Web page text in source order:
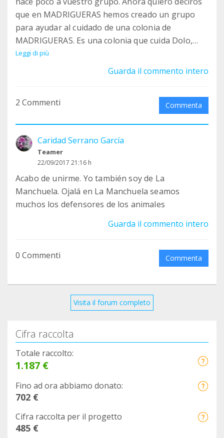
que en MADRIGUERAS hemos creado un grupo
para ayudar al cuidado de una colonia de
MADRIGUERAS. Es una colonia que cuida Dolo,
una colonia felina. El grupo se llama MICHOS DE
MADRIGUERAS. Aquí queremos recaudar dinero
tu y tus compañeros, teamer. Así podemos
Leggi di più
Guarda il commento intero
2 Commenti Commenta
Caridad Serrano García
Teamer
22/09/2017 21:16 h
Acabo de unirme. Yo también soy de La
Manchuela. Ojalá en La Manchuela seamos
muchos los defensores de los animales
Guarda il commento intero
0 Commenti Commenta
Visita il forum completo
Cifra raccolta
Totale raccolto:
1.187 €
Fino ad ora abbiamo donato:
702 €
Cifra raccolta per il progetto
485 €